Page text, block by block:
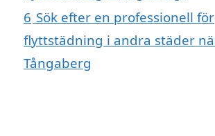
6 Sök efter en professionell för
flyttstädning i andra städer
Tångaberg